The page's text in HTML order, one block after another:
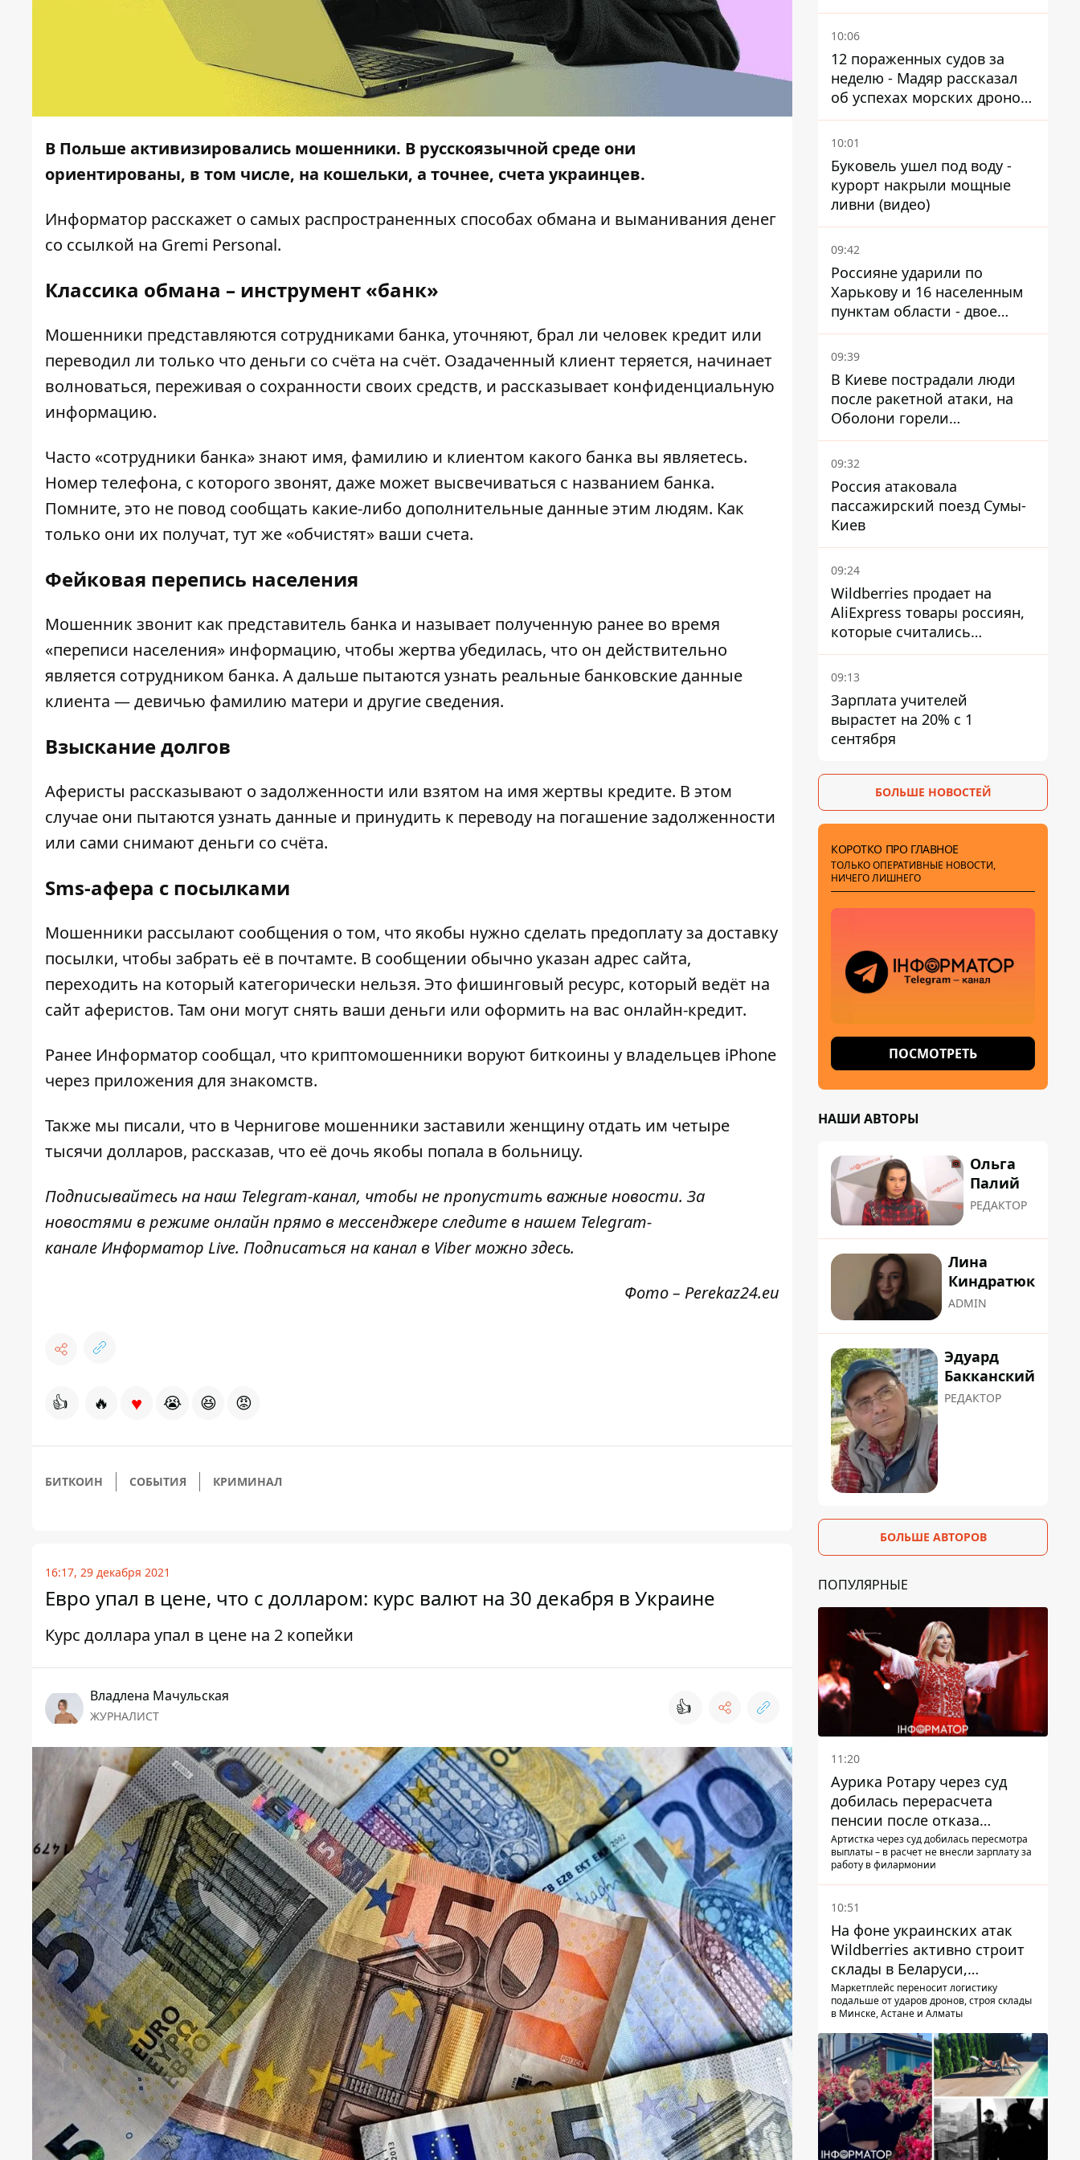
В Польше активизировались мошенники. В русскоязычной среде они
ориентированы, в том числе, на кошельки, а точнее, счета украинцев.
Информатор расскажет о самых распространенных способах обмана и выманивания денег
со ссылкой на Gremi Personal.
Классика обмана – инструмент «банк»
Мошенники представляются сотрудниками банка, уточняют, брал ли человек кредит или
переводил ли только что деньги со счёта на счёт. Озадаченный клиент теряется, начинает
волноваться, переживая о сохранности своих средств, и рассказывает конфиденциальную
информацию.
Часто «сотрудники банка» знают имя, фамилию и клиентом какого банка вы являетесь.
Номер телефона, с которого звонят, даже может высвечиваться с названием банка.
Помните, это не повод сообщать какие-либо дополнительные данные этим людям. Как
только они их получат, тут же «обчистят» ваши счета.
Фейковая перепись населения
Мошенник звонит как представитель банка и называет полученную ранее во время
«переписи населения» информацию, чтобы жертва убедилась, что он действительно
является сотрудником банка. А дальше пытаются узнать реальные банковские данные
клиента — девичью фамилию матери и другие сведения.
Взыскание долгов
Аферисты рассказывают о задолженности или взятом на имя жертвы кредите. В этом
случае они пытаются узнать данные и принудить к переводу на погашение задолженности
или сами снимают деньги со счёта.
Sms-афера с посылками
Мошенники рассылают сообщения о том, что якобы нужно сделать предоплату за доставку
посылки, чтобы забрать её в почтамте. В сообщении обычно указан адрес сайта,
переходить на который категорически нельзя. Это фишинговый ресурс, который ведёт на
сайт аферистов. Там они могут снять ваши деньги или оформить на вас онлайн-кредит.
Ранее Информатор сообщал, что криптомошенники воруют биткоины у владельцев iPhone
через приложения для знакомств.
Также мы писали, что в Чернигове мошенники заставили женщину отдать им четыре
тысячи долларов, рассказав, что её дочь якобы попала в больницу.
Подписывайтесь на наш Telegram-канал, чтобы не пропустить важные новости. За
новостями в режиме онлайн прямо в мессенджере следите в нашем Telegram-
канале Информатор Live. Подписаться на канал в Viber можноздесь.
Фото – Perekaz24.eu
👍 🔥 ♥ 😭 😆 😡
БИТКОИН СОБЫТИЯ КРИМИНАЛ
16:17, 29 декабря 2021
Евро упал в цене, что с долларом: курс валют на 30 декабря в Украине
Курс доллара упал в цене на 2 копейки
Владлена Мачульская
ЖУРНАЛИСТ 👍
Мариуполь, а местных
оставляют без жилья
10:06
12 пораженных судов за
неделю - Мадяр рассказал
об успехах морских дронов
в Черном и Азовском морях
10:01
Буковель ушел под воду -
курорт накрыли мощные
ливни (видео)
09:42
Россияне ударили по
Харькову и 16 населенным
пунктам области - двое
погибших
09:39
В Киеве пострадали люди
после ракетной атаки, на
Оболони горели
резервуары с топливом
09:32
Россия атаковала
пассажирский поезд Сумы-
Киев
09:24
Wildberries продает на
AliExpress товары россиян,
которые считались
уничтоженными на складах
09:13
Зарплата учителей
вырастет на 20% с 1
сентября
БОЛЬШЕ НОВОСТЕЙ
КОРОТКО ПРО ГЛАВНОЕ
ТОЛЬКО ОПЕРАТИВНЫЕ НОВОСТИ,
НИЧЕГО ЛИШНЕГО
ПОСМОТРЕТЬ
НАШИ АВТОРЫ
Ольга
Палий
РЕДАКТОР
Лина
Киндратюк
ADMIN
Эдуард
Бакканский
РЕДАКТОР
БОЛЬШЕ АВТОРОВ
ПОПУЛЯРНЫЕ
11:20
Аурика Ротару через суд
добилась перерасчета
пенсии после отказа
Пенсионного фонда
Артистка через суд добилась пересмотра
выплаты – в расчет не внесли зарплату за
работу в филармонии
10:51
На фоне украинских атак
Wildberries активно строит
склады в Беларуси,
Казахстане, Узбекистане
Маркетплейс переносит логистику
подальше от ударов дронов, строя склады
в Минске, Астане и Алматы